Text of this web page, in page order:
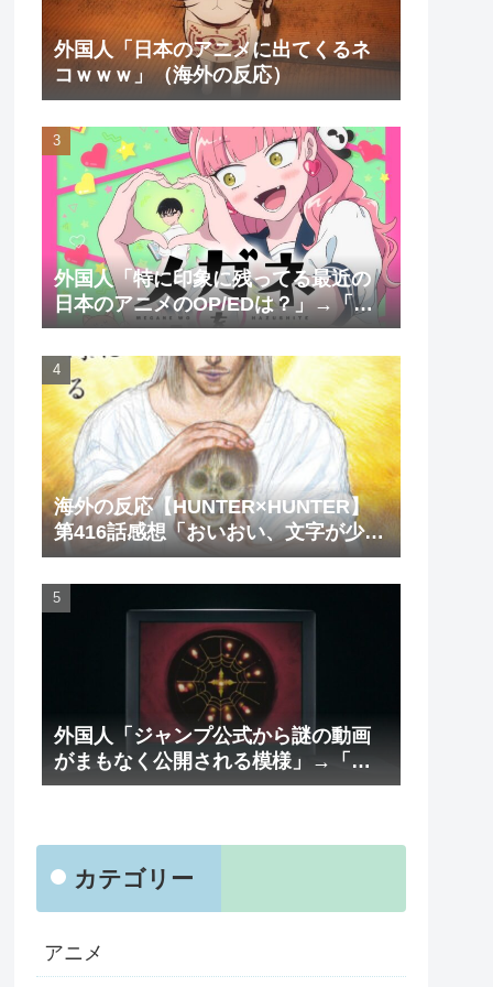
外国人「日本のアニメに出てくるネ
コｗｗｗ」（海外の反応）
外国人「特に印象に残ってる最近の
日本のアニメのOP/EDは？」→「一
回も飛ばしたことないわ」（海外の
反応）
海外の反応【HUNTER×HUNTER】
第416話感想「おいおい、文字が少な
くてスッキリ読めるぞ！！」
外国人「ジャンプ公式から謎の動画
がまもなく公開される模様」→「ま
さか本当にくるのか？！」（海外の
カテゴリー
アニメ